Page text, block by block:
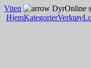
Viten DyrOnline
HjemKategorierVerktøy